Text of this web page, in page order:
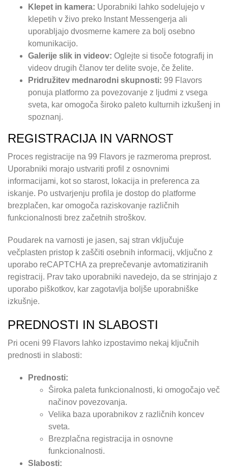
Klepet in kamera: Uporabniki lahko sodelujejo v
klepetih v živo preko Instant Messengerja ali
uporabljajo dvosmerne kamere za bolj osebno
komunikacijo.
Galerije slik in videov: Oglejte si tisoče fotografij in
videov drugih članov ter delite svoje, če želite.
Pridružitev mednarodni skupnosti: 99 Flavors
ponuja platformo za povezovanje z ljudmi z vsega
sveta, kar omogoča široko paleto kulturnih izkušenj in
spoznanj.
REGISTRACIJA IN VARNOST
Proces registracije na 99 Flavors je razmeroma preprost.
Uporabniki morajo ustvariti profil z osnovnimi
informacijami, kot so starost, lokacija in preferenca za
iskanje. Po ustvarjenju profila je dostop do platforme
brezplačen, kar omogoča raziskovanje različnih
funkcionalnosti brez začetnih stroškov.
Poudarek na varnosti je jasen, saj stran vključuje
večplasten pristop k zaščiti osebnih informacij, vključno z
uporabo reCAPTCHA za preprečevanje avtomatiziranih
registracij. Prav tako uporabniki navedejo, da se strinjajo z
uporabo piškotkov, kar zagotavlja boljše uporabniške
izkušnje.
PREDNOSTI IN SLABOSTI
Pri oceni 99 Flavors lahko izpostavimo nekaj ključnih
prednosti in slabosti:
Prednosti:
Široka paleta funkcionalnosti, ki omogočajo več
načinov povezovanja.
Velika baza uporabnikov z različnih koncev
sveta.
Brezplačna registracija in osnovne
funkcionalnosti.
Slabosti: